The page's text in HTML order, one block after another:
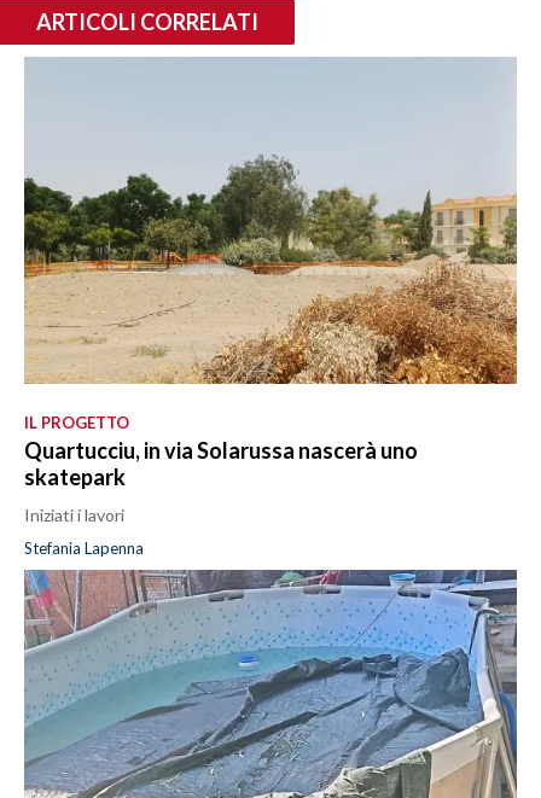
ARTICOLI CORRELATI
IL PROGETTO
Quartucciu, in via Solarussa nascerà uno
skatepark
Iniziati i lavori
Stefania Lapenna